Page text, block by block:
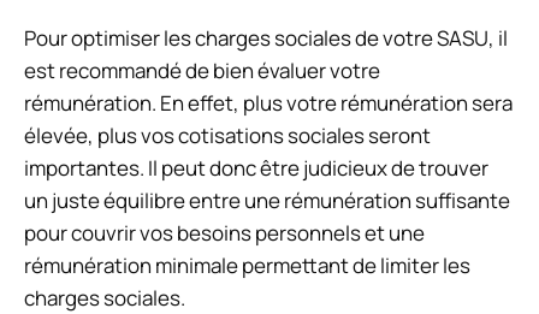
Pour optimiser les charges sociales de votre SASU, il
est recommandé de bien évaluer votre
rémunération. En effet, plus votre rémunération sera
élevée, plus vos cotisations sociales seront
importantes. Il peut donc être judicieux de trouver
un juste équilibre entre une rémunération suffisante
pour couvrir vos besoins personnels et une
rémunération minimale permettant de limiter les
charges sociales.